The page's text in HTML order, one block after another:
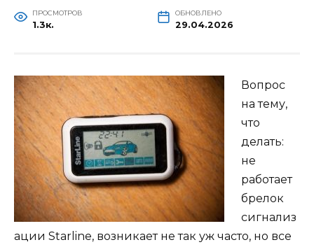
ПРОСМОТРОВ
1.3к.
ОБНОВЛЕНО
29.04.2026
Вопрос
на тему,
что
делать:
не
работает
брелок
сигнализ
ации Starline, возникает не так уж часто, но все